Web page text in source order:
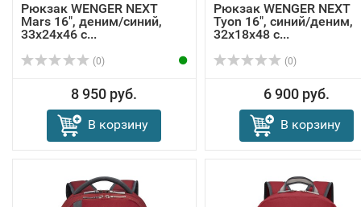
Рюкзак WENGER NEXT
Mars 16", деним/синий,
33x24x46 с...
(0)
8 950 руб.
В корзину
Рюкзак WENGER NEXT
Tyon 16", синий/деним,
32х18х48 с...
(0)
6 900 руб.
В корзину